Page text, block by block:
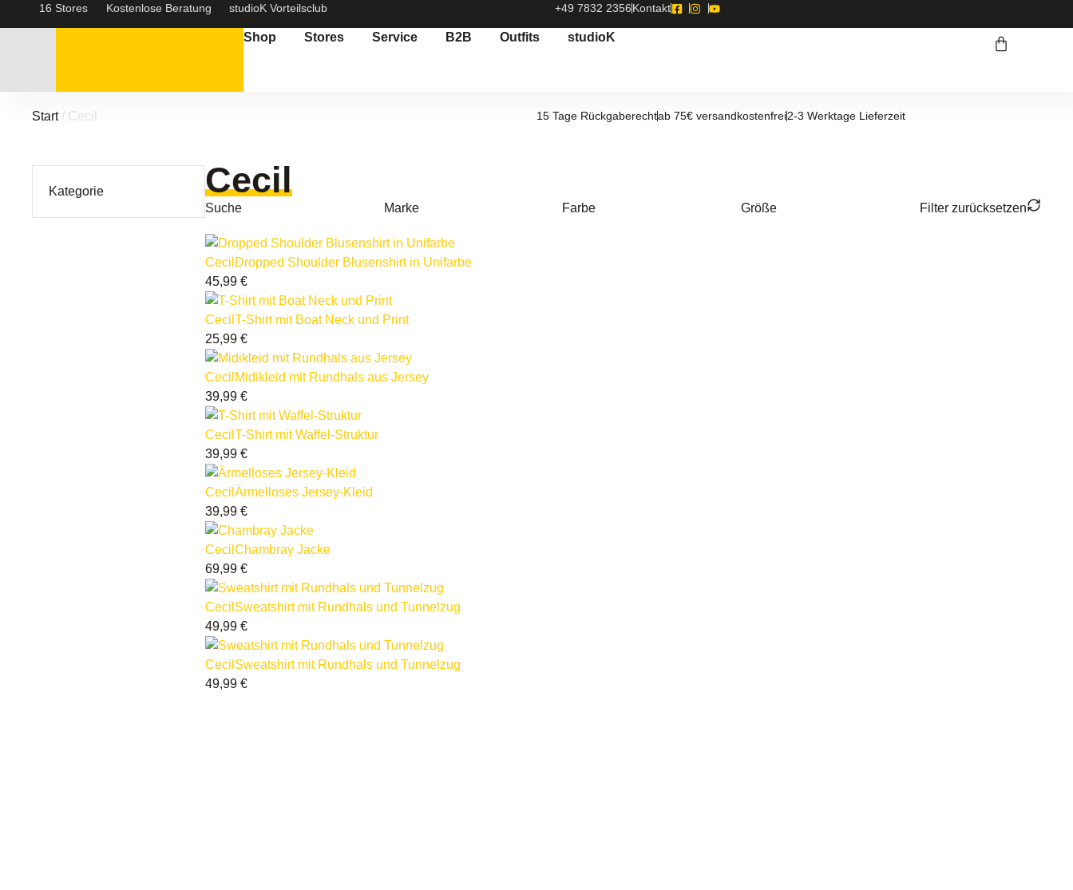
16 Stores Kostenlose Beratung studioK Vorteilsclub +49 7832 2356Kontakt
Shop Stores Service B2B Outfits studioK
Start/ Cecil 15 Tage Rückgaberechtab 75€ versandkostenfrei2-3 Werktage Lieferzeit
Kategorie Cecil
Suche Marke Farbe Größe Filter zurücksetzen
Cecil Dropped Shoulder Blusenshirt in Unifarbe
45,99 €
Cecil T-Shirt mit Boat Neck und Print
25,99 €
Cecil Midikleid mit Rundhals aus Jersey
39,99 €
Cecil T-Shirt mit Waffel-Struktur
39,99 €
Cecil Ärmelloses Jersey-Kleid
39,99 €
Cecil Chambray Jacke
69,99 €
Cecil Sweatshirt mit Rundhals und Tunnelzug
49,99 €
Cecil Sweatshirt mit Rundhals und Tunnelzug
49,99 €